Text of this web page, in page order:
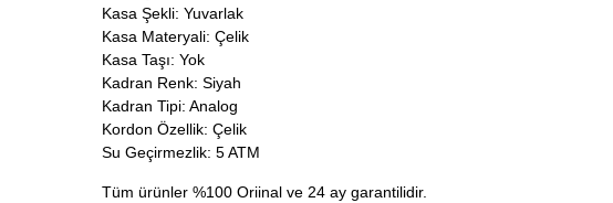
Kasa Şekli: Yuvarlak
Kasa Materyali: Çelik
Kasa Taşı: Yok
Kadran Renk: Siyah
Kadran Tipi: Analog
Kordon Özellik: Çelik
Su Geçirmezlik: 5 ATM
Tüm ürünler %100 Oriinal ve 24 ay garantilidir.